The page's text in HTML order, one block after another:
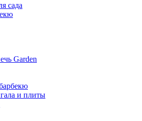
сада
Garden
и плиты